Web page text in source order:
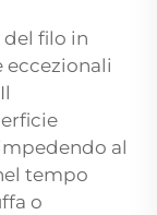
filo in
eccezionali
al
tempo
o